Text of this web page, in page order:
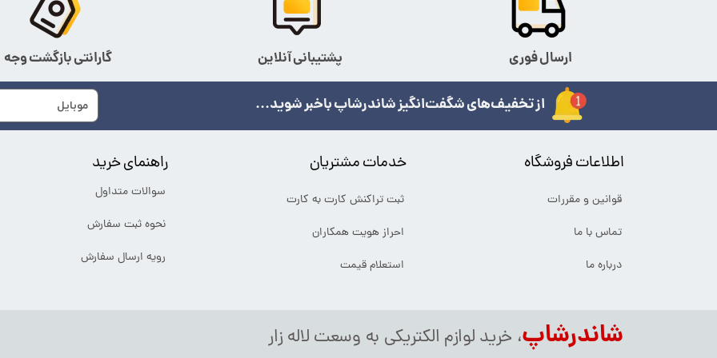
شاندرشاپ، خرید لوازم الکتریکی به وسعت لاله زار
از تخفیف‌های شگفت‌انگیز شاندرشاپ باخبر شوید...
اطلاعات فروشگاه
قوانین و مقررات
تماس با ما
درباره ما
خدمات مشتریان
ثبت تراکنش کارت به کارت
احراز هویت همکاران
استعلام قیمت
راهنمای خرید
سوالات متداول
نحوه ثبت سفارش
رویه ارسال سفارش
ارسال فوری پشتیبانی آنلاین گارانتی بازگشت وجه